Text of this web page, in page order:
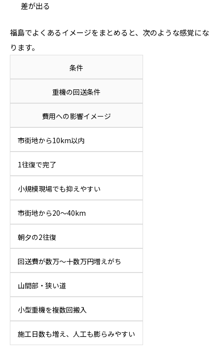
差が出る
福島でよくあるイメージをまとめると、次のような感覚にな
ります。
条件
重機の回送条件
費用への影響イメージ
市街地から10km以内
1往復で完了
小規模現場でも抑えやすい
市街地から20〜40km
朝夕の2往復
回送費が数万〜十数万円増えがち
山間部・狭い道
小型重機を複数回搬入
施工日数も増え、人工も膨らみやすい